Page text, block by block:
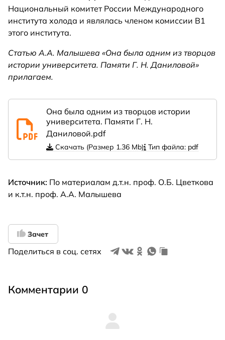
Национальный комитет России Международного
института холода и являлась членом комиссии В1
этого института.
Статью А.А. Малышева «Она была одним из творцов
истории университета. Памяти Г. Н. Даниловой»
прилагаем.
Она была одним из творцов истории
университета. Памяти Г. Н.
Даниловой.pdf
Скачать (Размер 1.36 Mb) Тип файла: pdf
Источник: По материалам д.т.н. проф. О.Б. Цветкова
и к.т.н. проф. А.А. Малышева
Зачет
Поделиться в соц. сетях
Комментарии 0